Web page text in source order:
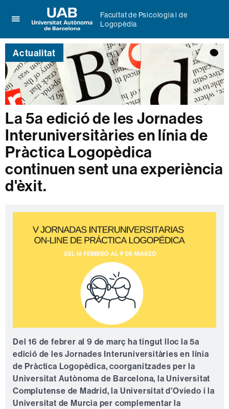
per
desplegar
el
menú
de
Facultat
de
Psicologia
i
de
Logopèdia
Universitat
Autònoma
de
Barcelona
Facultat de Psicologia i de
Logopèdia
Actualitat
La 5a edició de les Jornades
Interuniversitàries en línia de
Pràctica Logopèdica
continuen sent una experiència
d'èxit.
Del16 de febrer al 9 de març ha tingut lloc la 5a
edició de les Jornades Interuniversitàries en línia
de Pràctica Logopèdica, coorganitzades per la
Universitat Autònoma de Barcelona, la Universitat
Complutense de Madrid, la Universitat d'Oviedo i la
Universitat de Murcia per complementar la